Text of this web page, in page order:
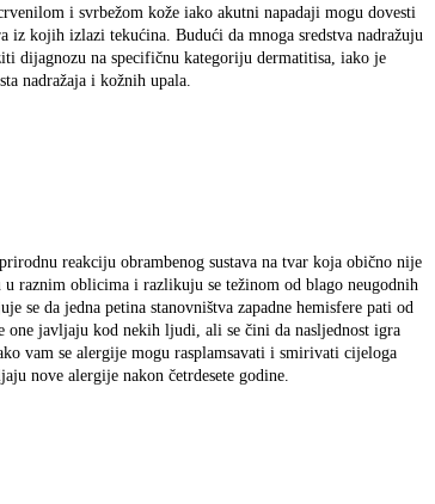
i svrbežom kože iako akutni napadaji mogu dovesti
iz kojih izlazi tekućina. Budući da mnoga sredstva nadražuju
dijagnozu na specifičnu kategoriju dermatitisa, iako je
nadražaja i kožnih upala.
reakciju obrambenog sustava na tvar koja obično nije
raznim oblicima i raz­likuju se težinom od blago neugodnih
se da jedna petina stanovništva zapadne hemisfere pati od
one javljaju kod nekih ljudi, ali se čini da nasljednost igra
vam se alergije mogu rasplamsavati i smirivati cijeloga
nove alergije nakon četrdesete godine.